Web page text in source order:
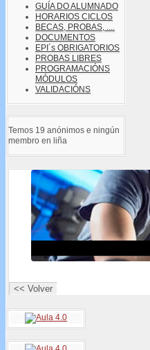
GUÍA DO ALUMNADO
HORARIOS CICLOS
BECAS, PROBAS, ....
DOCUMENTOS
EPI´s OBRIGATORIOS
PROBAS LIBRES
PROGRAMACIÓNS
MÓDULOS
VALIDACIÓNS
Temos 19 anónimos e ningún
membro en liña